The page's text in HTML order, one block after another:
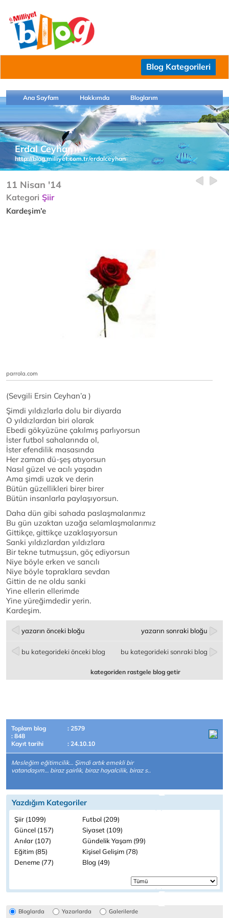
Blog Kategorileri
Ana Sayfam Hakkımda Bloglarım
Erdal Ceyhan
http://blog.milliyet.com.tr/erdalceyhan
11 Nisan '14
Kategori Şiir
Kardeşim’e
parrola.com
(Sevgili Ersin Ceyhan’a )
Şimdi yıldızlarla dolu bir diyarda
O yıldızlardan biri olarak
Ebedi gökyüzüne çakılmış parlıyorsun
İster futbol sahalarında ol,
İster efendilik masasında
Her zaman dü-şeş atıyorsun
Nasıl güzel ve acılı yaşadın
Ama şimdi uzak ve derin
Bütün güzellikleri birer birer
Bütün insanlarla paylaşıyorsun.
Daha dün gibi sahada paslaşmalarımız
Bu gün uzaktan uzağa selamlaşmalarımız
Gittikçe, gittikçe uzaklaşıyorsun
Sanki yıldızlardan yıldızlara
Bir tekne tutmuşsun, göç ediyorsun
Niye böyle erken ve sancılı
Niye böyle topraklara sevdan
Gittin de ne oldu sanki
Yine ellerin ellerimde
Yine yüreğimdedir yerin.
Kardeşim.
yazarın önceki bloğu yazarın sonraki bloğu
bu kategorideki önceki blog bu kategorideki sonraki blog
kategoriden rastgele blog getir
Toplam blog
: 2579
: 848
Kayıt tarihi
: 24.10.10
Mesleğim eğitimcilik… Şimdi artık emekli bir
vatandaşım… biraz şairlik, biraz hayalcilik, biraz s..
Yazdığım Kategoriler
Şiir (1099)
Futbol (209)
Güncel (157)
Siyaset (109)
Anılar (107)
Gündelik Yaşam (99)
Eğitim (85)
Kişisel Gelişim (78)
Deneme (77)
Blog (49)
Bloglarda Yazarlarda Galerilerde